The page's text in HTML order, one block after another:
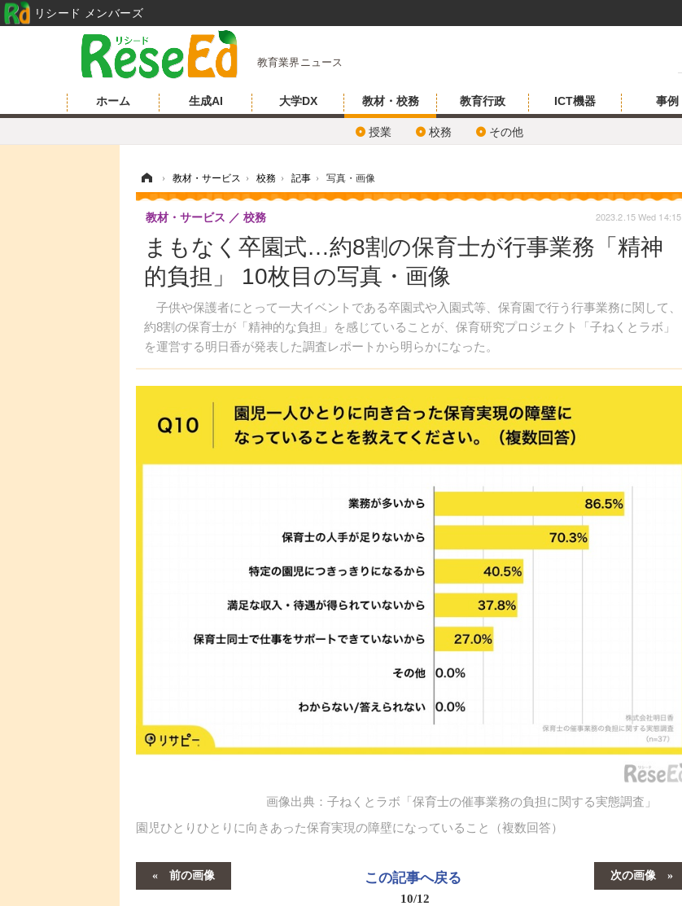
教育業界ニュース
ホーム 生成AI 大学DX 教材・校務
授業 校務 その他
教育行政 ICT機器 事例
› 教材・サービス › 校務 › 記事 › 写真・画像
まもなく卒園式…約8割の保育士が行事業務「精神
的負担」 10枚目の写真・画像
子供や保護者にとって一大イベントである卒園式や入園式等、保育園で行う行事業務に関して、
約8割の保育士が「精神的な負担」を感じていることが、保育研究プロジェクト「子ねくとラボ」
を運営する明日香が発表した調査レポートから明らかになった。
教材・サービス 校務 2023.2.15 Wed 14:15
画像出典：子ねくとラボ「保育士の催事業務の負担に関する実態調査」
園児ひとりひとりに向きあった保育実現の障壁になっていること（複数回答）
前の画像 次の画像
この記事へ戻る
10/12
リシード メンバーズ